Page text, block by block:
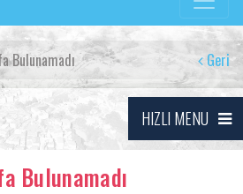
Bulunamadı Geri
HIZLI MENU
Bulunamadı